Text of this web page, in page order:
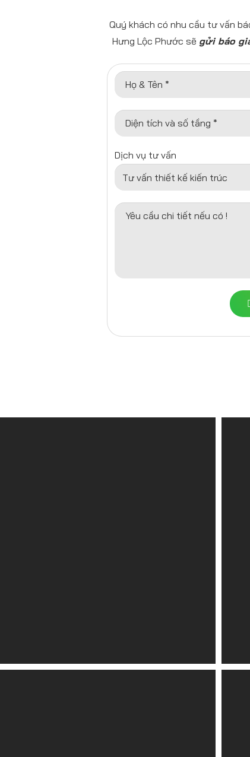
Quý khách có nhu cầu tư vấn
Hưng Lộc Phước sẽ gửi báo
Họ & Tên *
Diện tích và số tầng *
Dịch vụ tư vấn
Yêu cầu chi tiết nếu có !